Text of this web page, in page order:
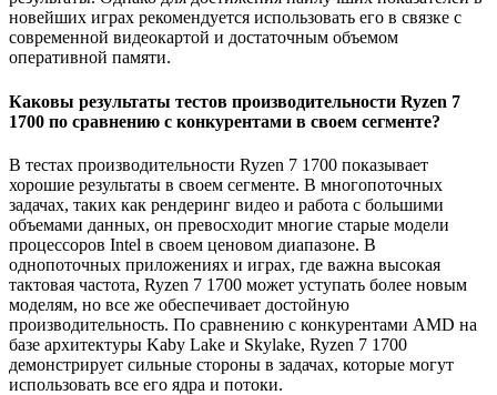
новейших играх рекомендуется использовать его в связке с
современной видеокартой и достаточным объемом
оперативной памяти.
Каковы результаты тестов производительности Ryzen 7
1700 по сравнению с конкурентами в своем сегменте?
В тестах производительности Ryzen 7 1700 показывает
хорошие результаты в своем сегменте. В многопоточных
задачах, таких как рендеринг видео и работа с большими
объемами данных, он превосходит многие старые модели
процессоров Intel в своем ценовом диапазоне. В
однопоточных приложениях и играх, где важна высокая
тактовая частота, Ryzen 7 1700 может уступать более новым
моделям, но все же обеспечивает достойную
производительность. По сравнению с конкурентами AMD на
базе архитектуры Kaby Lake и Skylake, Ryzen 7 1700
демонстрирует сильные стороны в задачах, которые могут
использовать все его ядра и потоки.